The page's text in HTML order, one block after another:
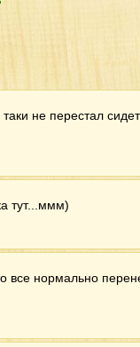
не перестал
тут...ммм)
все нормально